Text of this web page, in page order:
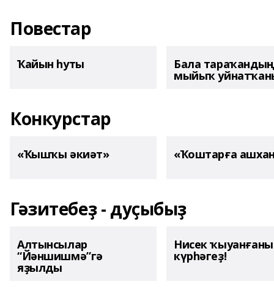
Повестар
Ҡайын һуты Бала тараҡандың
мыйыҡ
Конкурстар
«Ҡышҡы әкиәт» «Ҡоштарға
Гәзитебеҙ - дуҫыбыҙ
Алтынсылар
“Йәншишмә”гә
яҙылды
Нисек
күрһәгеҙ!